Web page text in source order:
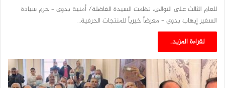
للعام الثالث على التوالي، نظمت السيدة الفاضلة/ أمنية بدوي – حرم سيادة
السفير إيهاب بدوي – معرضاً خيرياً للمنتجات الحرفية…
لقراءة المزيد..